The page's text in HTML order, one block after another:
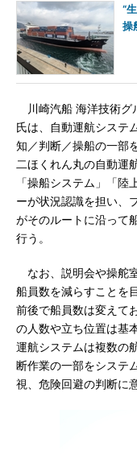
“
操
川崎汽船 海洋技術グ
氏は、自動運航システ
知／判断／操船の一部
二ほくれん丸の自動運
「操船システム」「
ーが状況認識を担い、
がそのルートに沿って
行う。
なお、説明会や操舵
船員数を減らすことを
前後で船員数は変えて
の人数や立ち位置は基
運航システムは複数の
断作業の一部をシステ
視、危険回避の判断に